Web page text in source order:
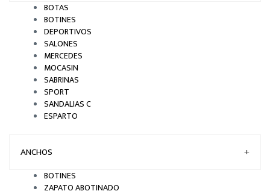
BOTAS
BOTINES
DEPORTIVOS
SALONES
MERCEDES
MOCASIN
SABRINAS
SPORT
SANDALIAS C
ESPARTO
ANCHOS +
BOTINES
ZAPATO ABOTINADO